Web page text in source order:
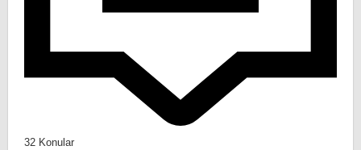
32 Konular